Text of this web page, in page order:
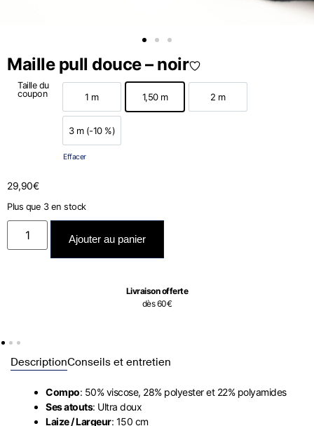
Maille pull douce – noir
Taille du
coupon
1 m 1,50 m 2 m
3 m (-10 %)
3 m (-10 %)
Effacer
29,90€
Plus que 3 en stock
Ajouter au panier
Livraison offerte
dès 60€
DescriptionConseils et entretien
Compo: 50% viscose, 28% polyester et 22% polyamides
Ses atouts: Ultra doux
Laize / Largeur: 150 cm